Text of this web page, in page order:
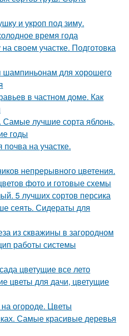
и укроп под зиму.
время года
своем участке. Подготовка
шампиньонам для хорошего
в частном доме. Как
Самые лучшие сорта яблонь,
годы
почва на участке.
непрерывного цветения.
фото и готовые схемы
5 лучших сортов персика
сеять. Сидераты для
из скважины в загородном
работы системы
цветущие все лето
цветы для дачи, цветущие
огороде. Цветы
Самые красивые деревья